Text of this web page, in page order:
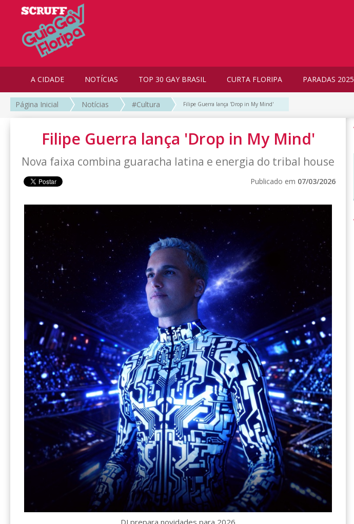
A CIDADE NOTÍCIAS TOP 30 GAY BRASIL CURTA FLORIPA PARADAS 2025
Página Inicial Notícias #Cultura Filipe Guerra lança 'Drop in My Mind'
Filipe Guerra lança 'Drop in My Mind'
Nova faixa combina guaracha latina e energia do tribal house
Publicado em 07/03/2026